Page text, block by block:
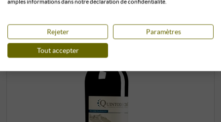
amples informations dans notre déclaration de confidentialité.
Rejeter Paramètres
Tout accepter